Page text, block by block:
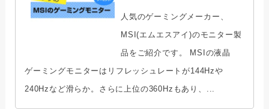
人気のゲーミングメーカー、
MSI(エムエスアイ)のモニター製
品をご紹介です。 MSIの液晶
ゲーミングモニターはリフレッシュレートが144Hzや
240Hzなど滑らか。さらに上位の360Hzもあり、...